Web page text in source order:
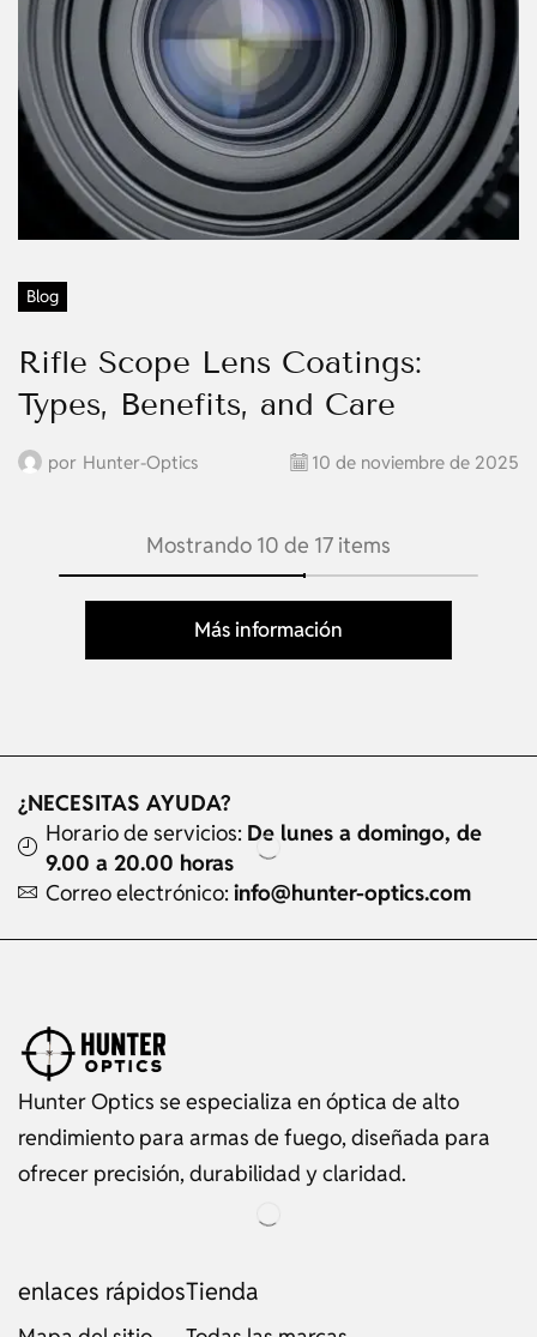
Blog
Rifle Scope Lens Coatings:
Types, Benefits, and Care
por Hunter-Optics 10 de noviembre de 2025
Mostrando 10 de 17 items
Más información
¿NECESITAS AYUDA?
Horario de servicios: De lunes a domingo, de
9.00 a 20.00 horas
Correo electrónico: info@hunter-optics.com
Hunter Optics se especializa en óptica de alto
rendimiento para armas de fuego, diseñada para
ofrecer precisión, durabilidad y claridad.
enlaces rápidosTienda